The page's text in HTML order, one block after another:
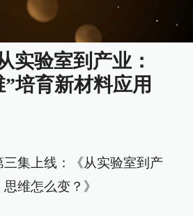
实验室到产业：
培育新材料应用
三集上线：《从实验室到产
思维怎么变？》